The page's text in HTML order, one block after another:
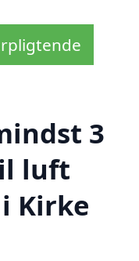
3
luft
Kirke